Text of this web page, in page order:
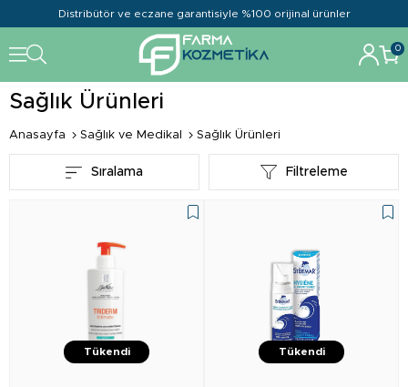
Distribütör ve eczane garantisiyle %100 orijinal ürünler
0
Sağlık Ürünleri
Anasayfa Sağlık ve Medikal Sağlık Ürünleri
Filtreleme
Sıralama
Tükendi Tükendi